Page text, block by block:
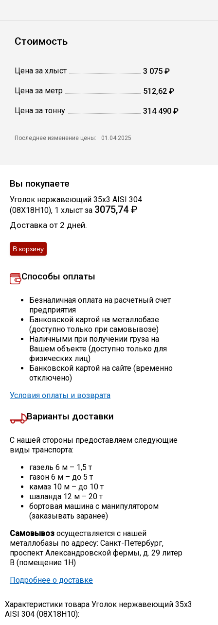
Винтовые сваи
Сетка кладочная
Круги абразивные
Скобо-гибочные изделия
Остальное
Стоимость
Цена за хлыст 3 075 ₽
Цена за метр 512,62 ₽
Цена за тонну 314 490 ₽
Последнее изменение цены: 01.04.2025
Вы покупаете
Уголок нержавеющий 35х3 AISI 304
(08Х18Н10), 1 хлыст за 3075,74 ₽
Доставка от 2 дней.
Способы оплаты
Безналичная оплата на расчетный счет
предприятия
Банковской картой на металлобазе
(доступно только при самовывозе)
Наличными при получении груза на
Вашем объекте (доступно только для
физических лиц)
Банковской картой на сайте (временно
отключено)
Условия оплаты и возврата
Варианты доставки
С нашей стороны предоставляем следующие
виды транспорта:
газель 6 м – 1,5 т
газон 6 м – до 5 т
камаз 10 м – до 10 т
шаланда 12 м – 20 т
бортовая машина с манипулятором
(заказывать заранее)
Самовывоз осуществляется с нашей
металлобазы по адресу: Санкт-Петербург,
проспект Александровской фермы, д. 29 литер
В (помещение 1Н)
Подробнее о доставке
Характеристики товара Уголок нержавеющий 35х3
AISI 304 (08Х18Н10):